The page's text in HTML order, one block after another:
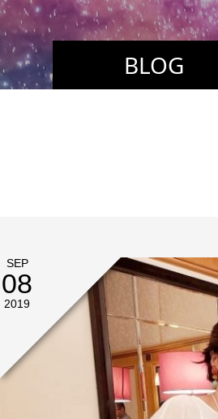
BLOG
SEP
08
2019